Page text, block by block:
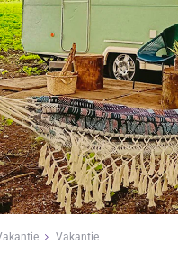
Vakantie